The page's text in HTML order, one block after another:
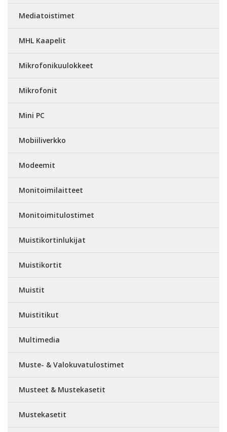
Mediatoistimet
MHL Kaapelit
Mikrofonikuulokkeet
Mikrofonit
Mini PC
Mobiiliverkko
Modeemit
Monitoimilaitteet
Monitoimitulostimet
Muistikortinlukijat
Muistikortit
Muistit
Muistitikut
Multimedia
Muste- & Valokuvatulostimet
Musteet & Mustekasetit
Mustekasetit